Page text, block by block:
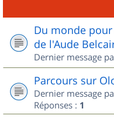
Du monde
de l'Aude
Dernier message
Parcours sur
Dernier message
Réponses : 1